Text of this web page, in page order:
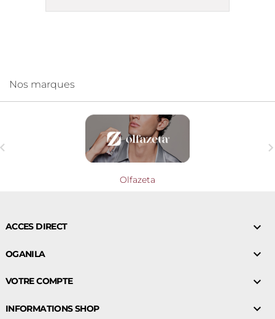
Nos marques
Olfazeta
ACCES DIRECT 
OGANILA 
VOTRE COMPTE 
INFORMATIONS SHOP 